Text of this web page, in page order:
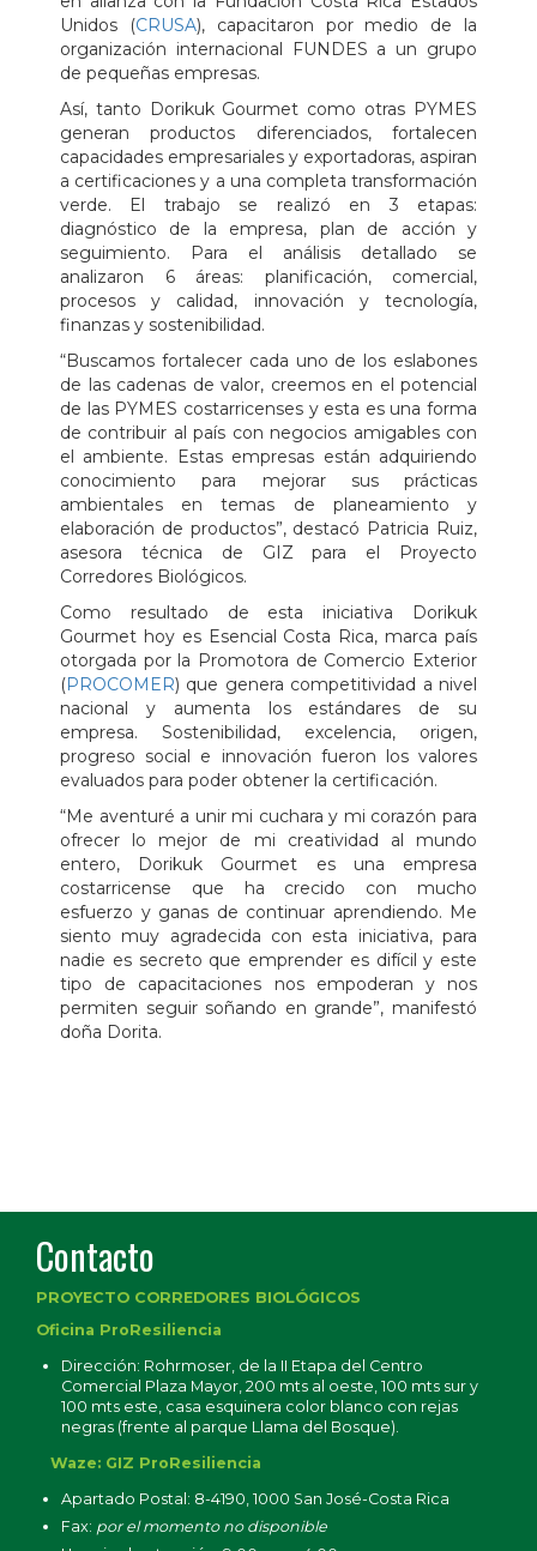
Unidos (CRUSA), capacitaron por medio de la
organización internacional FUNDES a un grupo
de pequeñas empresas.
Así, tanto Dorikuk Gourmet como otras PYMES
generan productos diferenciados, fortalecen
capacidades empresariales y exportadoras, aspiran
a certificaciones y a una completa transformación
verde. El trabajo se realizó en 3 etapas:
diagnóstico de la empresa, plan de acción y
seguimiento. Para el análisis detallado se
analizaron 6 áreas: planificación, comercial,
procesos y calidad, innovación y tecnología,
finanzas y sostenibilidad.
“Buscamos fortalecer cada uno de los eslabones
de las cadenas de valor, creemos en el potencial
de las PYMES costarricenses y esta es una forma
de contribuir al país con negocios amigables con
el ambiente. Estas empresas están adquiriendo
conocimiento para mejorar sus prácticas
ambientales en temas de planeamiento y
elaboración de productos”, destacó Patricia Ruiz,
asesora técnica de GIZ para el Proyecto
Corredores Biológicos.
Como resultado de esta iniciativa Dorikuk
Gourmet hoy es Esencial Costa Rica, marca país
otorgada por la Promotora de Comercio Exterior
(PROCOMER) que genera competitividad a nivel
nacional y aumenta los estándares de su
empresa. Sostenibilidad, excelencia, origen,
progreso social e innovación fueron los valores
evaluados para poder obtener la certificación.
“Me aventuré a unir mi cuchara y mi corazón para
ofrecer lo mejor de mi creatividad al mundo
entero, Dorikuk Gourmet es una empresa
costarricense que ha crecido con mucho
esfuerzo y ganas de continuar aprendiendo. Me
siento muy agradecida con esta iniciativa, para
nadie es secreto que emprender es difícil y este
tipo de capacitaciones nos empoderan y nos
permiten seguir soñando en grande”, manifestó
doña Dorita.
Contacto
PROYECTO CORREDORES BIOLÓGICOS
Oficina ProResiliencia
Dirección: Rohrmoser, de la II Etapa del Centro
Comercial Plaza Mayor, 200 mts al oeste, 100 mts sur y
100 mts este, casa esquinera color blanco con rejas
negras (frente al parque Llama del Bosque).
Waze: GIZ ProResiliencia
Apartado Postal: 8-4190, 1000 San José-Costa Rica
Fax: por el momento no disponible